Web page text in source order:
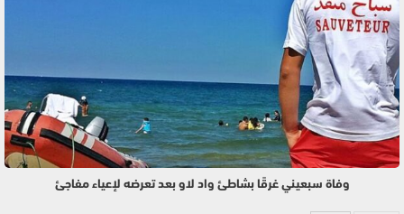
وفاة سبعيني غرقًا بشاطئ واد لاو بعد تعرضه لإعياء مفاجئ